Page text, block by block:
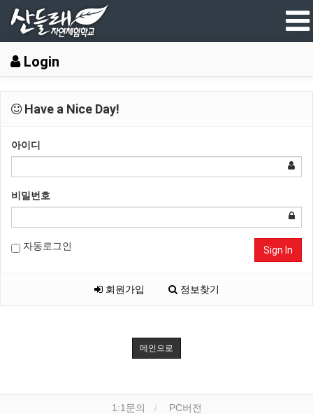
Login
Have a Nice Day!
아이디
비밀번호
자동로그인 Sign In
회원가입 정보찾기
메인으로
1:1문의 PC버전